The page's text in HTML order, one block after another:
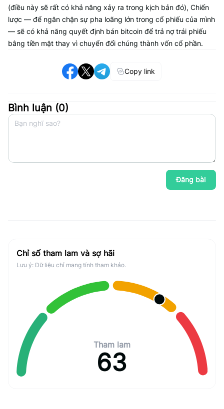
(điều này sẽ rất có khả năng xảy ra trong kịch bản đó), Chiến
lược — để ngăn chặn sự pha loãng lớn trong cổ phiếu của mình
— sẽ có khả năng quyết định bán bitcoin để trả nợ trái phiếu
bằng tiền mặt thay vì chuyển đổi chúng thành vốn cổ phần.
Copy link
Bình luận (0)
Đăng bài
Chỉ số tham lam và sợ hãi
Lưu ý: Dữ liệu chỉ mang tính tham khảo.
Tham lam
63